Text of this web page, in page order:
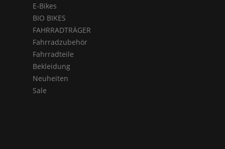
E-Bikes
BIO BIKES
FAHRRADTRÄGER
Fahrradzubehör
Fahrradteile
Bekleidung
Neuheiten
Sale